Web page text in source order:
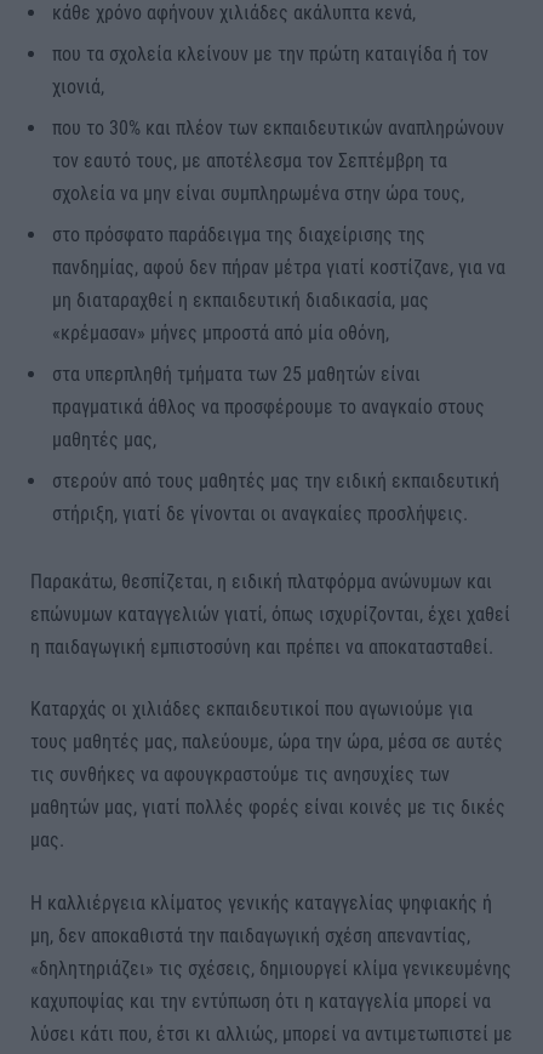
κάθε χρόνο αφήνουν χιλιάδες ακάλυπτα κενά,
που τα σχολεία κλείνουν με την πρώτη καταιγίδα ή τον
χιονιά,
που το 30% και πλέον των εκπαιδευτικών αναπληρώνουν
τον εαυτό τους, με αποτέλεσμα τον Σεπτέμβρη τα
σχολεία να μην είναι συμπληρωμένα στην ώρα τους,
στο πρόσφατο παράδειγμα της διαχείρισης της
πανδημίας, αφού δεν πήραν μέτρα γιατί κοστίζανε, για να
μη διαταραχθεί η εκπαιδευτική διαδικασία, μας
«κρέμασαν» μήνες μπροστά από μία οθόνη,
στα υπερπληθή τμήματα των 25 μαθητών είναι
πραγματικά άθλος να προσφέρουμε το αναγκαίο στους
μαθητές μας,
στερούν από τους μαθητές μας την ειδική εκπαιδευτική
στήριξη, γιατί δε γίνονται οι αναγκαίες προσλήψεις.
Παρακάτω, θεσπίζεται, η ειδική πλατφόρμα ανώνυμων και
επώνυμων καταγγελιών γιατί, όπως ισχυρίζονται, έχει χαθεί
η παιδαγωγική εμπιστοσύνη και πρέπει να αποκατασταθεί.
Καταρχάς οι χιλιάδες εκπαιδευτικοί που αγωνιούμε για
τους μαθητές μας, παλεύουμε, ώρα την ώρα, μέσα σε αυτές
τις συνθήκες να αφουγκραστούμε τις ανησυχίες των
μαθητών μας, γιατί πολλές φορές είναι κοινές με τις δικές
μας.
Η καλλιέργεια κλίματος γενικής καταγγελίας ψηφιακής ή
μη, δεν αποκαθιστά την παιδαγωγική σχέση απεναντίας,
«δηλητηριάζει» τις σχέσεις, δημιουργεί κλίμα γενικευμένης
καχυποψίας και την εντύπωση ότι η καταγγελία μπορεί να
λύσει κάτι που, έτσι κι αλλιώς, μπορεί να αντιμετωπιστεί με